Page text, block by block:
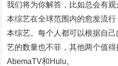
我们将为你解答，比如总会有
本综艺在全球范围内的愈发流
本综艺。每个人都可以根据自
艺的数量也不菲，其他两个值
AbemaTV和Hulu。